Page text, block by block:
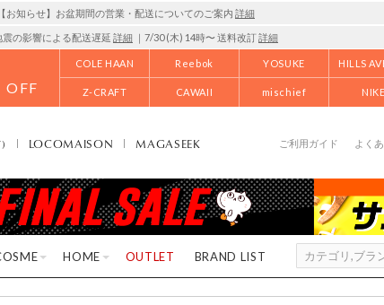
【お知らせ】お盆期間の営業・配送についてのご案内 詳細
震の影響による配送遅延 詳細 ｜7/30 (木) 14時〜 送料改訂詳細
OFF
COLE HAAN Reebok YOSUKE HILLS
Z-CRAFT CAWAII mischief NIKE
LOCOMAISON MAGASEEK ご利用ガイド よく
HOME OUTLET BRAND LIST